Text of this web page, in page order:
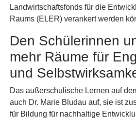
Landwirtschaftsfonds für die
Raums (ELER) verankert werden
Den Schülerinnen
mehr Räume für
und
Das außerschulische Lernen auf
auch Dr. Marie Bludau auf, sie ist
für Bildung für nachhaltige